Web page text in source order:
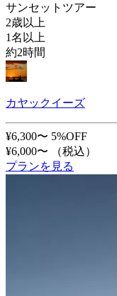
サンセットツアー
2歳以上
1名以上
約2時間
カヤックイーズ
¥6,300〜 5%OFF
¥6,000〜
（税込）
プランを見る